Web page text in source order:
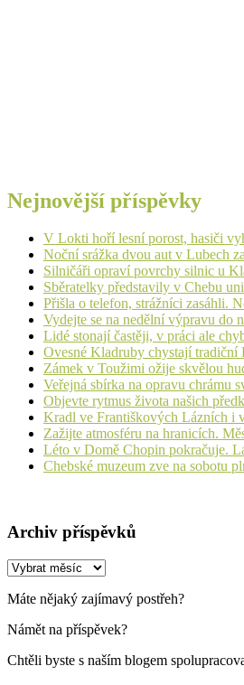
Nejnovější příspěvky
V Lokti hoří lesní porost, hasiči
Noční srážka dvou aut v Lubech
Silničáři opraví povrchy silnic u
Sběratelky představily v Chebu
Přišla o telefon, strážníci zasáhli.
Vydejte se na nedělní výpravu do
Lidé stonají častěji, v práci ale
Ovesné Kladruby chystají tradiční
Zámek v Toužimi ožije skvělou
Veřejná sbírka na opravu chrámu
Objevte rytmus života našich
Kradl ve Františkových Lázních i
Zažijte atmosféru na hranicích.
Léto v Domě Chopin pokračuje.
Chebské muzeum zve na sobotu
Archiv příspěvků
Archiv
Máte nějaký zajímavý postřeh?
Námět na příspěvek?
Chtěli byste s naším blogem